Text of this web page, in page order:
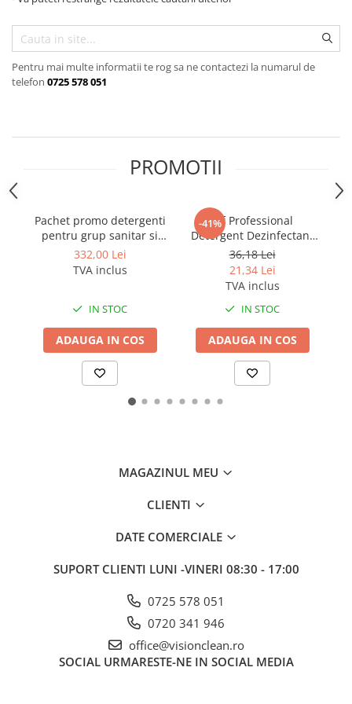
Salvatore Ferragamo
Gama de cosmetice hoteliere Sense
Papuci hotel
Pentru mai multe informatii te rog sa ne contactezi la numarul de
telefon 0725 578 051
PROMOTII
Pachet promo detergenti
pentru grup sanitar si
pardoseli
332,00 Lei
TVA inclus
IN STOC
ADAUGA IN COS
-41%Cif Professional
Detergent Dezinfectant
Lichid 2 în 1 - Detergent
dezinfectant lichid 0.75L
36,18 Lei
21,34 Lei
TVA inclus
IN STOC
ADAUGA IN COS
MAGAZINUL MEU
CLIENTI
DATE COMERCIALE
SUPORT CLIENTI LUNI -VINERI 08:30 - 17:00
0725 578 051
0720 341 946
office@visionclean.ro
SOCIAL URMARESTE-NE IN SOCIAL MEDIA